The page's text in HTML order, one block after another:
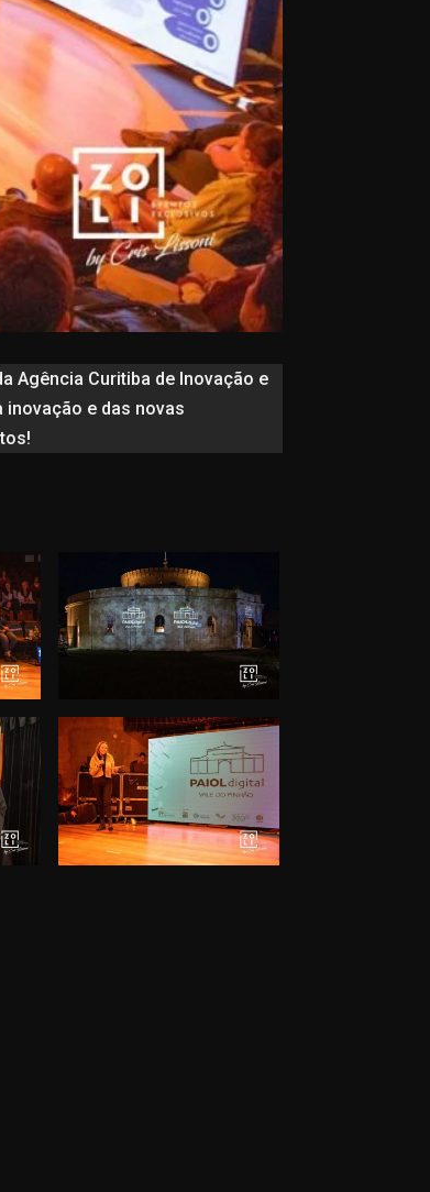
Agência Curitiba de Inovação e
inovação e das novas